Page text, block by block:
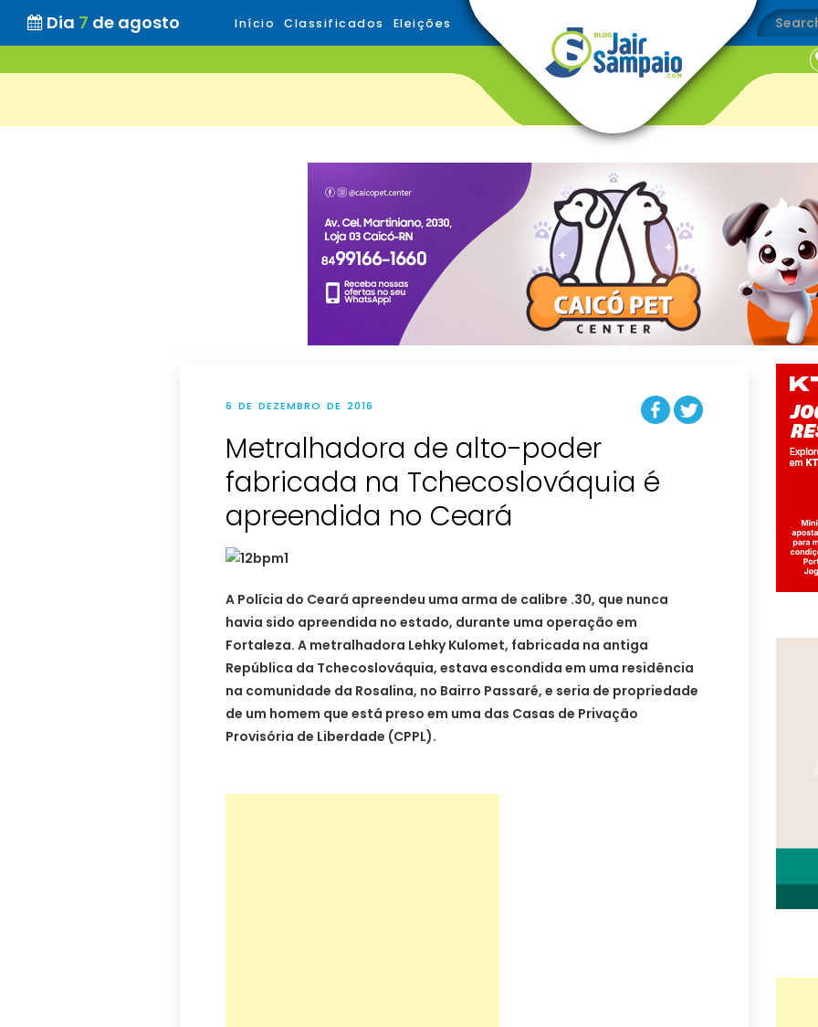
Dia 7 de agosto Início Classificados Eleições
6 DE DEZEMBRO DE 2016
Metralhadora de alto-poder
fabricada na Tchecoslováquia é
apreendida no Ceará
A Polícia do Ceará apreendeu uma arma de calibre .30, que nunca
havia sido apreendida no estado, durante uma operação em
Fortaleza. A metralhadora Lehky Kulomet, fabricada na antiga
República da Tchecoslováquia, estava escondida em uma residência
na comunidade da Rosalina, no Bairro Passaré, e seria de propriedade
de um homem que está preso em uma das Casas de Privação
Provisória de Liberdade (CPPL).